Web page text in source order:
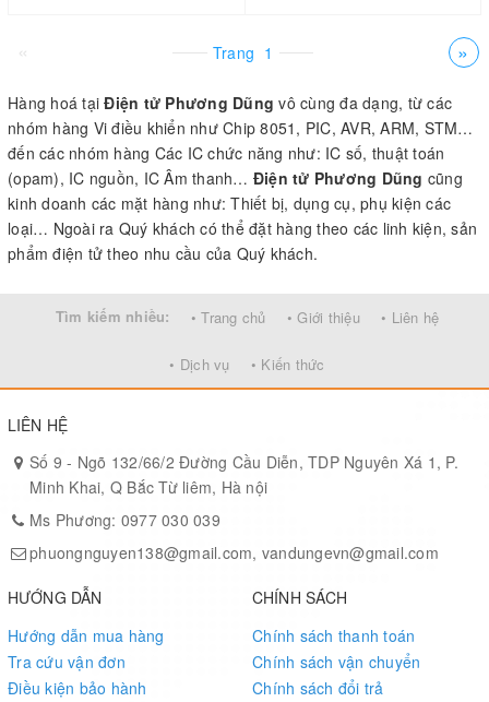
« Trang 1 »
Hàng hoá tạiĐiện tử Phương Dũng vô cùng đa dạng, từ các
nhóm hàng Vi điều khiển như Chip 8051, PIC, AVR, ARM, STM…
đến các nhóm hàng Các IC chức năng như: IC số, thuật toán
(opam), IC nguồn, IC Âm thanh… Điện tử Phương Dũng cũng
kinh doanh các mặt hàng như: Thiết bị, dụng cụ, phụ kiện các
loại… Ngoài ra Quý khách có thể đặt hàng theo các linh kiện, sản
phẩm điện tử theo nhu cầu của Quý khách.
Tìm kiếm nhiều: • Trang chủ • Giới thiệu • Liên hệ
• Dịch vụ • Kiến thức
LIÊN HỆ
Số 9 - Ngõ 132/66/2 Đường Cầu Diễn, TDP Nguyên Xá 1, P.
Minh Khai, Q Bắc Từ liêm, Hà nội
Ms Phương: 0977 030 039
phuongnguyen138@gmail.com, vandungevn@gmail.com
HƯỚNG DẪN
Hướng dẫn mua hàng
Tra cứu vận đơn
Điều kiện bảo hành
CHÍNH SÁCH
Chính sách thanh toán
Chính sách vận chuyển
Chính sách đổi trả